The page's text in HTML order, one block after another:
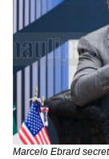
Marcelo Ebrard